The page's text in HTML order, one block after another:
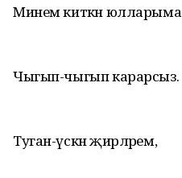
Минем киткән юлларыма
Чыгып-чыгып карарсыз.
Туган-үскән җирләрем,